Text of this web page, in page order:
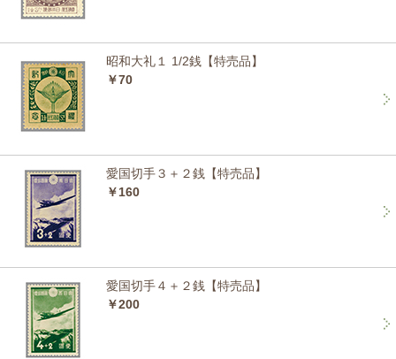
昭和大礼１ 1/2銭【特売品】
￥70
愛国切手３＋２銭【特売品】
￥160
愛国切手４＋２銭【特売品】
￥200